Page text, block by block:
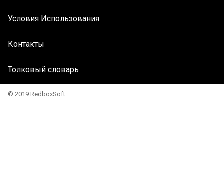
Условия Использования
Контакты
Толковый словарь
© 2019 RedboxSoft